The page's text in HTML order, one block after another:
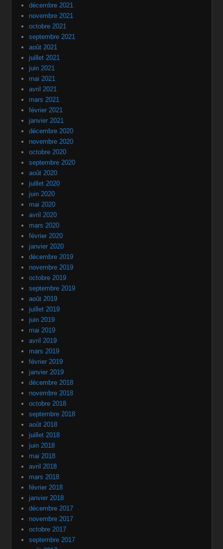
décembre 2021
novembre 2021
octobre 2021
septembre 2021
août 2021
juillet 2021
juin 2021
mai 2021
avril 2021
mars 2021
février 2021
janvier 2021
décembre 2020
novembre 2020
octobre 2020
septembre 2020
août 2020
juillet 2020
juin 2020
mai 2020
avril 2020
mars 2020
février 2020
janvier 2020
décembre 2019
novembre 2019
octobre 2019
septembre 2019
août 2019
juillet 2019
juin 2019
mai 2019
avril 2019
mars 2019
février 2019
janvier 2019
décembre 2018
novembre 2018
octobre 2018
septembre 2018
août 2018
juillet 2018
juin 2018
mai 2018
avril 2018
mars 2018
février 2018
janvier 2018
décembre 2017
novembre 2017
octobre 2017
septembre 2017